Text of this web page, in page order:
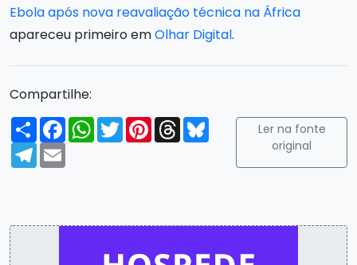
Ebola após nova reavaliação técnica na África
apareceu primeiro emOlhar Digital.
Compartilhe:
Compartilhar
FacebookWhatsApp
TwitterPinterest
ThreadsBluesky
Telegram
Email
Ler na fonte
original